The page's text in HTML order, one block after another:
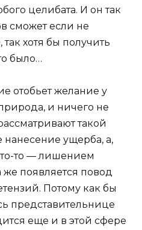
целибата. И он так
сможет если не
хотя бы получить
было…
отобьет желание у
и ничего не
такой
нанесение ущерба, а,
то — лишением
же появляется повод
Потому как бы
представительнице
еще и в этой сфере